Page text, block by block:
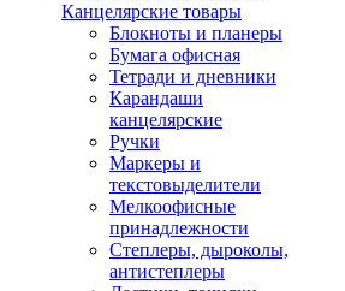
Канцелярские товары
Блокноты и планеры
Бумага офисная
Тетради и дневники
Карандаши
канцелярские
Ручки
Маркеры и
текстовыделители
Мелкоофисные
принадлежности
Степлеры, дыроколы,
антистеплеры